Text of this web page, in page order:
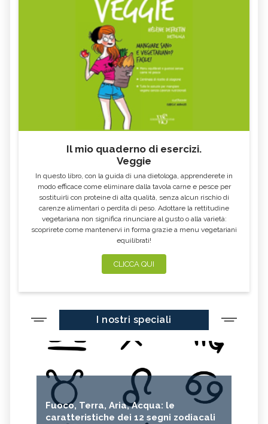
Il mio quaderno di esercizi.
Veggie
In questo libro, con la guida di una dietologa, apprenderete in
modo efficace come eliminare dalla tavola carne e pesce per
sostituirli con proteine di alta qualità, senza alcun rischio di
carenze alimentari o perdita di peso. Adottare la rettitudine
vegetariana non significa rinunciare al gusto o alla varietà:
scoprirete come mantenervi in forma grazie a menu vegetariani
equilibrati!
CLICCA QUI
I nostri speciali
Fuoco, Terra, Aria, Acqua: le
caratteristiche dei 12 segni zodiacali